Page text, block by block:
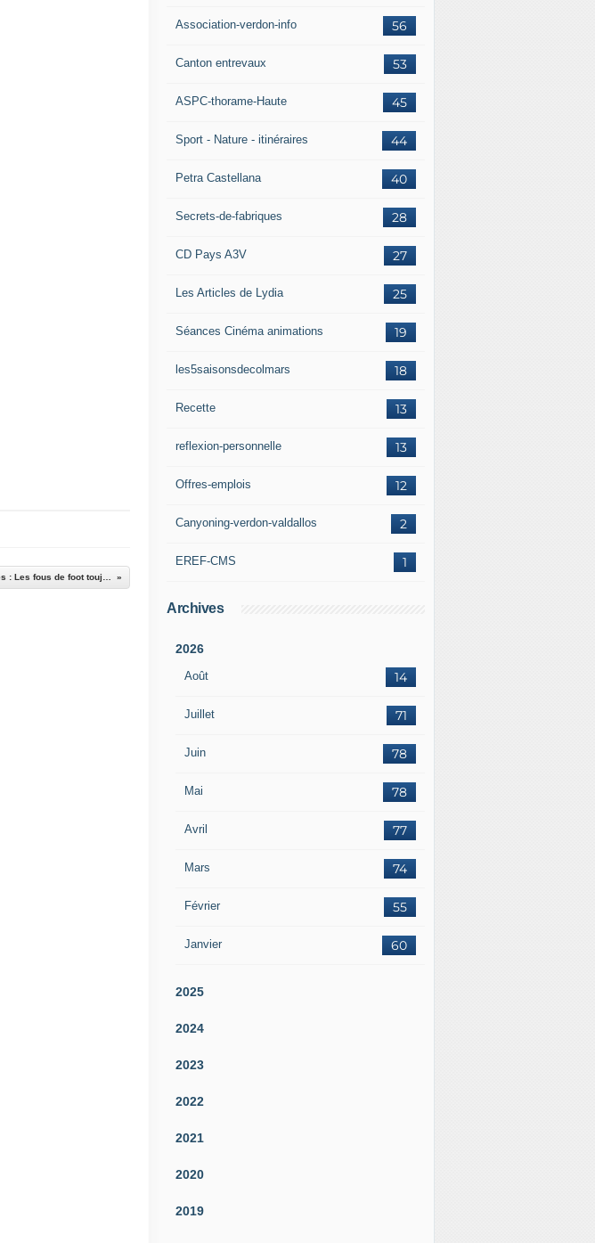
56
Association-verdon-info
53
Canton entrevaux
45
ASPC-thorame-Haute
44
Sport - Nature - itinéraires
40
Petra Castellana
28
Secrets-de-fabriques
27
CD Pays A3V
25
Les Articles de Lydia
19
Séances Cinéma animations
18
les5saisonsdecolmars
13
Recette
13
reflexion-personnelle
12
Offres-emplois
2
Canyoning-verdon-valdallos
1
EREF-CMS
Archives
2026
Août 14
Juillet 71
Juin 78
Mai 78
Avril 77
Mars 74
Février 55
Janvier 60
2025
2024
2023
2022
2021
2020
2019